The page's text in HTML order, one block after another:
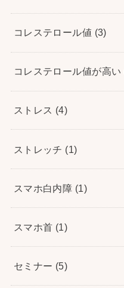
コレステロール値 (3)
コレステロール値が高い
ストレス (4)
ストレッチ (1)
スマホ白内障 (1)
スマホ首 (1)
セミナー (5)